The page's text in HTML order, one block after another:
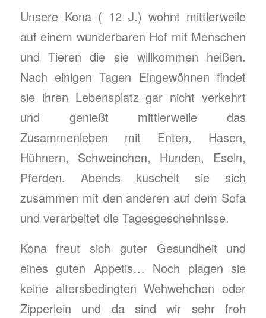
Unsere Kona ( 12 J.) wohnt mittlerweile
auf einem wunderbaren Hof mit Menschen
und Tieren die sie willkommen heißen.
Nach einigen Tagen Eingewöhnen findet
sie ihren Lebensplatz gar nicht verkehrt
und genießt mittlerweile das
Zusammenleben mit Enten, Hasen,
Hühnern, Schweinchen, Hunden, Eseln,
Pferden. Abends kuschelt sie sich
zusammen mit den anderen auf dem Sofa
und verarbeitet die Tagesgeschehnisse.
Kona freut sich guter Gesundheit und
eines guten Appetis… Noch plagen sie
keine altersbedingten Wehwehchen oder
Zipperlein und da sind wir sehr froh